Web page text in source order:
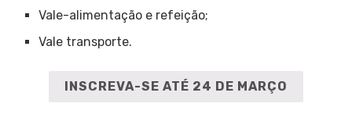
Vale-alimentação e refeição;
Vale transporte.
INSCREVA-SE ATÉ 24 DE MARÇO